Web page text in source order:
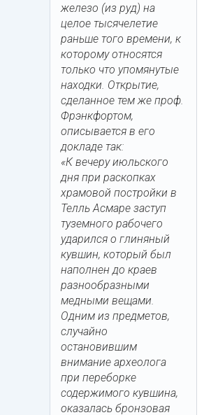
железо (из руд) на
целое тысячелетие
раньше того времени, к
которому относятся
только что упомянутые
находки. Открытие,
сделанное тем же проф.
Фрэнкфортом,
описывается в его
докладе так:
«К вечеру июльского
дня при раскопках
храмовой постройки в
Телль Асмаре заступ
туземного рабочего
ударился о глиняный
кувшин, который был
наполнен до краев
разнообразными
медными вещами.
Одним из предметов,
случайно
остановившим
внимание археолога
при переборке
содержимого кувшина,
оказалась бронзовая